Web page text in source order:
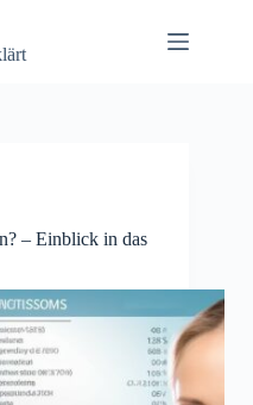
– Einblick in das